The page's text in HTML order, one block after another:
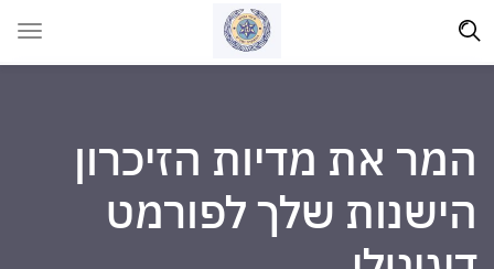
המר את מדיות הזיכרון
הישנות שלך לפורמט